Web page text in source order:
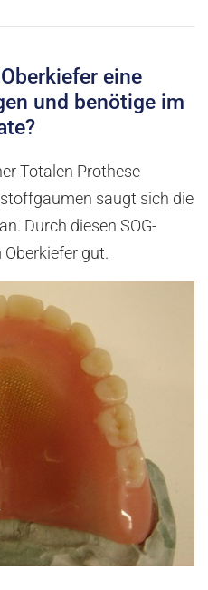
eine
und benötige im
Totalen Prothese
saugt sich die
Durch diesen SOG-
gut.